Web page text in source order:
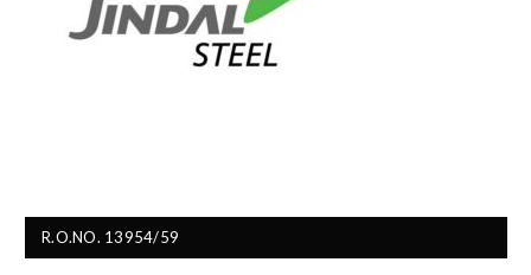
R.O.NO. 13954/59